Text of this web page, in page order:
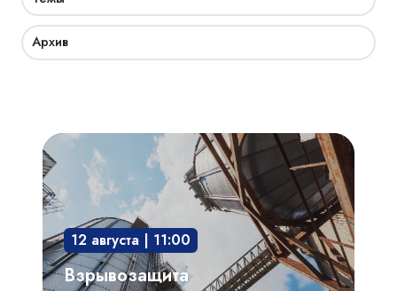
Архив
Взрывозащита
технологического
оборудования:
защита
опасного
производственного
12 августа | 11:00
Взрывозащита